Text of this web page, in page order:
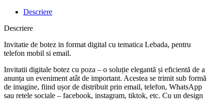
Descriere
Descriere
Invitatie de botez in format digital cu tematica Lebada, pentru
telefon mobil si email.
Invitatii digitale botez cu poza – o soluție elegantă și eficientă de a
anunța un eveniment atât de important. Acestea se trimit sub formă
de imagine, fiind ușor de distribuit prin email, telefon, WhatsApp
sau retele sociale – facebook, instagram, tiktok, etc. Cu un design